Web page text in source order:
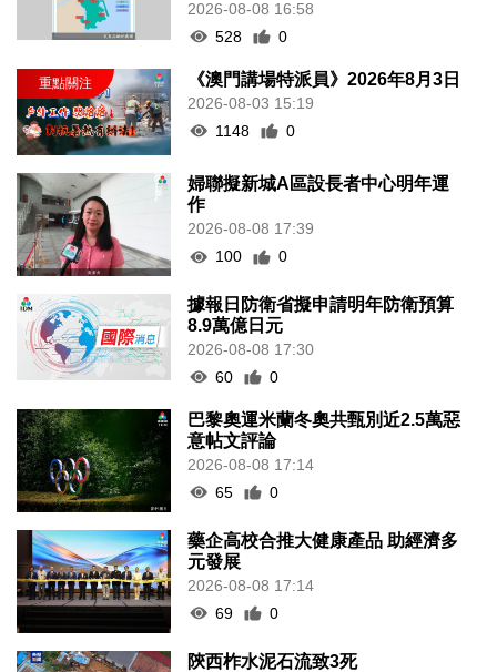
2026-08-08 16:58
528
0
《澳門講場特派員》2026年8月3日
2026-08-03 15:19
1148
0
婦聯擬新城A區設長者中心明年運
作
2026-08-08 17:39
100
0
據報日防衛省擬申請明年防衛預算
8.9萬億日元
2026-08-08 17:30
60
0
巴黎奧運米蘭冬奧共甄別近2.5萬惡
意帖文評論
2026-08-08 17:14
65
0
藥企高校合推大健康產品 助經濟多
元發展
2026-08-08 17:14
69
0
陝西柞水泥石流致3死